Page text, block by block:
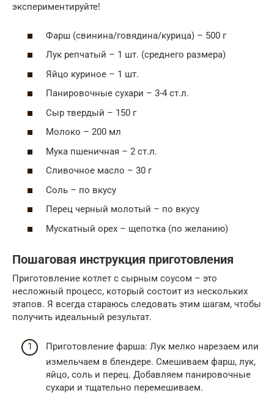
экспериментируйте!
Фарш (свинина/говядина/курица) – 500 г
Лук репчатый – 1 шт. (среднего размера)
Яйцо куриное – 1 шт.
Панировочные сухари – 3-4 ст.л.
Сыр твердый – 150 г
Молоко – 200 мл
Мука пшеничная – 2 ст.л.
Сливочное масло – 30 г
Соль – по вкусу
Перец черный молотый – по вкусу
Мускатный орех – щепотка (по желанию)
Пошаговая инструкция приготовления
Приготовление котлет с сырным соусом – это
несложный процесс, который состоит из нескольких
этапов. Я всегда стараюсь следовать этим шагам, чтобы
получить идеальный результат.
Приготовление фарша: Лук мелко нарезаем или
измельчаем в блендере. Смешиваем фарш, лук,
яйцо, соль и перец. Добавляем панировочные
сухари и тщательно перемешиваем.